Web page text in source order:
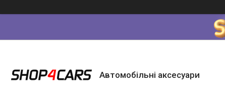
Автомобільні аксесуари